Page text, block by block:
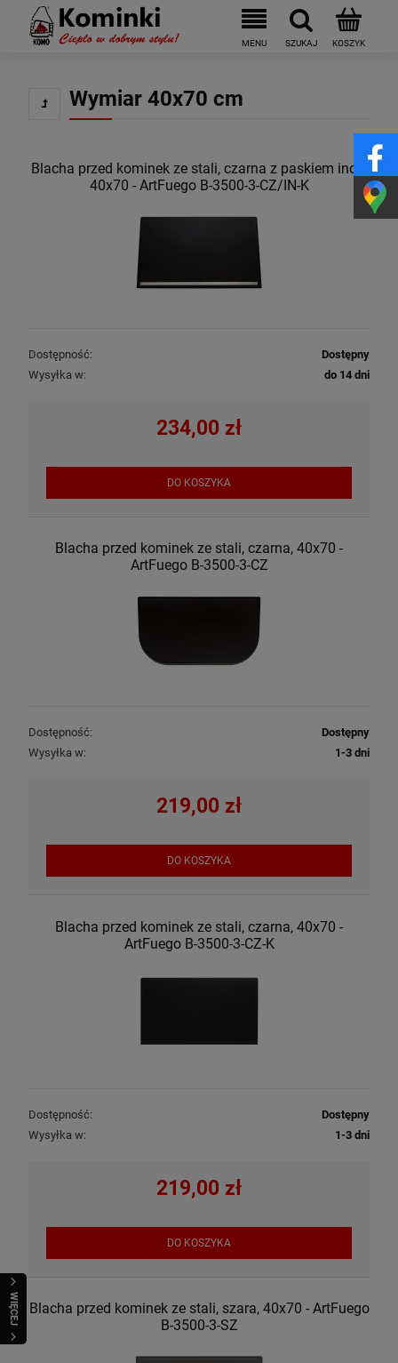
WIĘCEJ
Wymiar 40x70 cm
Blacha przed kominek ze stali, czarna z paskiem inox,
40x70 - ArtFuego B-3500-3-CZ/IN-K
Dostępność:
Dostępny
Wysyłka w:
do 14 dni
234,00 zł
DO KOSZYKA
Blacha przed kominek ze stali, czarna, 40x70 -
ArtFuego B-3500-3-CZ
Dostępność:
Dostępny
Wysyłka w:
1-3 dni
219,00 zł
DO KOSZYKA
Blacha przed kominek ze stali, czarna, 40x70 -
ArtFuego B-3500-3-CZ-K
Dostępność:
Dostępny
Wysyłka w:
1-3 dni
219,00 zł
DO KOSZYKA
Blacha przed kominek ze stali, szara, 40x70 - ArtFuego
B-3500-3-SZ